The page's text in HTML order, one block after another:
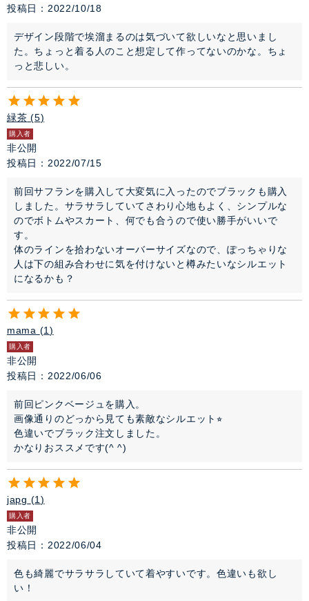
投稿日
2022/10/18
デザイン段階で埃溜まるのは気づいて欲しいなと思いまし
た。ちょっと着る人のこと想定して作ってないのかな。ちょ
っと悲しい。
緑茶 5
購入者
非公開
投稿日
2022/07/15
前回サフランを購入して大変気に入ったのでブラックも購入
しました。サラサラしていてさわり心地もよく、シンプルな
のでボトムやスカート、何でも合うので使い勝手がいいで
す。
体のラインを拾わないオーバーサイズなので、ぽっちゃりな
人は下の組み合わせに気を付けないと樽みたいなシルエット
になるかも？
mama 1
購入者
非公開
投稿日
2022/06/06
前回ピンクベージュを購入。
画像通りのどっから見ても素敵なシルエット⭐︎
色違いでブラック注文しました。
かなりおススメです(^ ^)
japg 1
購入者
非公開
投稿日
2022/06/04
色も綺麗でサラサラしていて着やすいです。色違いも欲し
い！